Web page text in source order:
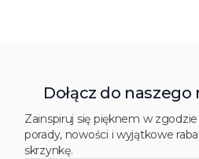
Dołącz do
Zainspiruj się pięknem w
porady, nowości i wyjątkowe
skrzynkę.